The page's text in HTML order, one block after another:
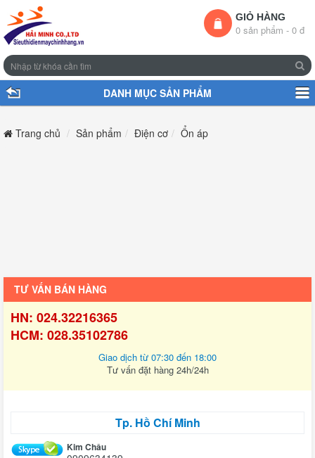
GIỎ HÀNG
0 sản phẩm - 0 đ
DANH MỤC SẢN PHẨM
Trang chủ Sản phẩm Điện cơ Ổn áp
TƯ VẤN BÁN HÀNG
HN: 024.32216365
HCM: 028.35102786
Giao dịch từ 07:30 đến 18:00
Tư vấn đặt hàng 24h/24h
Tp. Hồ Chí Minh
Kim Châu